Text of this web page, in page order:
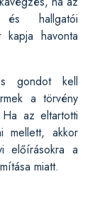
hallgatói
kapja havonta
gondot kell
a törvény
az eltartotti
mellett, akkor
előírásokra a
miatt.